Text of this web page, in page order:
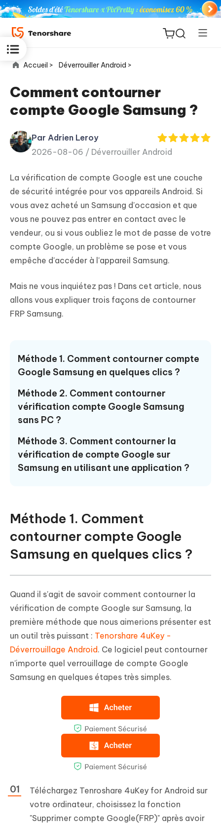
ReiBoot
for iOS
PDNob
PDF
Editor
iAnyGo
Accueil > Déverrouiller Android >
Comment contourner
compte Google Samsung ?
Par Adrien Leroy
2026-08-06 / Déverrouiller Android
La vérification de compte Google est une couche
de sécurité intégrée pour vos appareils Android. Si
vous avez acheté un Samsung d'occasion et que
vous ne pouvez pas entrer en contact avec le
vendeur, ou si vous oubliez le mot de passe de votre
compte Google, un problème se pose et vous
empêche d'accéder à l'appareil Samsung.
Mais ne vous inquiétez pas ! Dans cet article, nous
allons vous expliquer trois façons de contourner
FRP Samsung.
Méthode 1. Comment contourner compte
Google Samsung en quelques clics ?
Méthode 2. Comment contourner
vérification compte Google Samsung
sans PC ?
Méthode 3. Comment contourner la
vérification de compte Google sur
Samsung en utilisant une application ?
Méthode 1. Comment
contourner compte Google
Samsung en quelques clics ?
Quand il s'agit de savoir comment contourner la
vérification de compte Google sur Samsung, la
première méthode que nous aimerions présenter est
un outil très puissant : Tenorshare 4uKey -
Déverrouillage Android. Ce logiciel peut contourner
n'importe quel verrouillage de compte Google
Samsung en quelques étapes très simples.
Téléchargez Tenroshare 4uKey for Android sur
votre ordinateur, choisissez la fonction
"Supprimer compte Google(FRP)" après avoir